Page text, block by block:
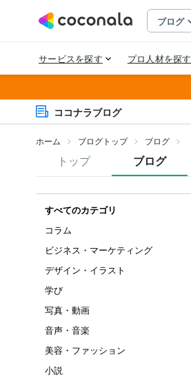
ココナラブログ
ホーム ブログトップ ブログ
トップ ブログ
すべてのカテゴリ
コラム
ビジネス・マーケティング
デザイン・イラスト
学び
写真・動画
音声・音楽
美容・ファッション
小説